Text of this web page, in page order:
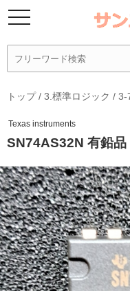
トップ/ 3.標準ロジック / 3-
Texas instruments
SN74AS32N 有鉛